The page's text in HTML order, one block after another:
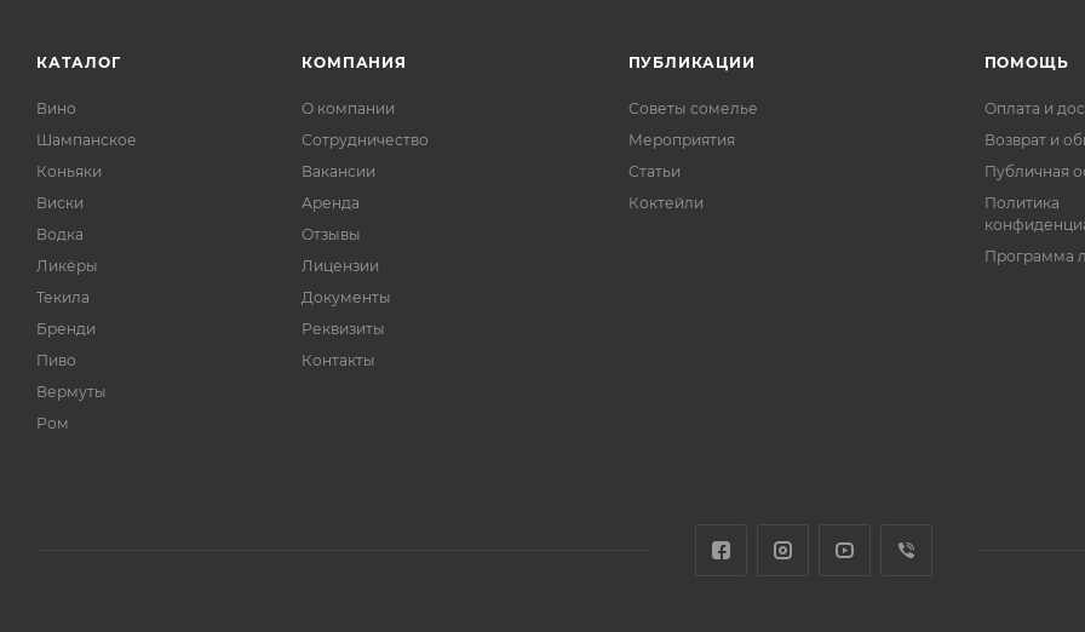
КАТАЛОГ
Вино
Шампанское
Коньяки
Виски
Водка
Ликёры
Текила
Бренди
Пиво
Вермуты
Ром
КОМПАНИЯ
О компании
Сотрудничество
Вакансии
Аренда
Отзывы
Лицензии
Документы
Реквизиты
Контакты
ПУБЛИКАЦИИ
Советы сомелье
Мероприятия
Статьи
Коктейли
ПОМОЩЬ
Оплата и
Возврат и
Публичная
Политика
Программа